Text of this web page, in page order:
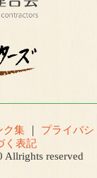
ク集 ｜ プライバシ
く表記
Allrights reserved